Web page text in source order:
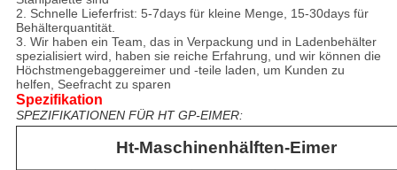
2. Schnelle Lieferfrist: 5-7days für kleine Menge, 15-30days für
Behälterquantität.
3. Wir haben ein Team, das in Verpackung und in Ladenbehälter
spezialisiert wird, haben sie reiche Erfahrung, und wir können die
Höchstmengebaggereimer und -teile laden, um Kunden zu
helfen, Seefracht zu sparen
Spezifikation
SPEZIFIKATIONEN FÜR HT GP-EIMER:
Ht-Maschinenhälften-Eimer